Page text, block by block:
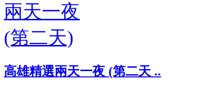
高雄精選兩天一夜 (第二天 ..